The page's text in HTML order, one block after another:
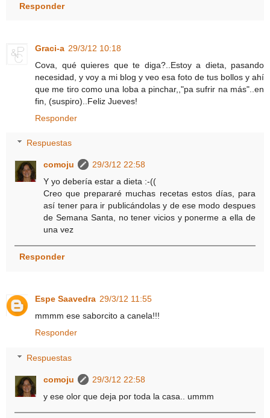
Responder
Graci-a 29/3/12 10:18
Cova, qué quieres que te diga?..Estoy a dieta, pasando
necesidad, y voy a mi blog y veo esa foto de tus bollos y ahí
que me tiro como una loba a pinchar,,"pa sufrir na más"..en
fin, (suspiro)..Feliz Jueves!
Responder
Respuestas
comoju
29/3/12 22:58
Y yo debería estar a dieta :-((
Creo que prepararé muchas recetas estos días, para
así tener para ir publicándolas y de ese modo despues
de Semana Santa, no tener vicios y ponerme a ella de
una vez
Responder
Espe Saavedra 29/3/12 11:55
mmmm ese saborcito a canela!!!
Responder
Respuestas
comoju
29/3/12 22:58
y ese olor que deja por toda la casa.. ummm